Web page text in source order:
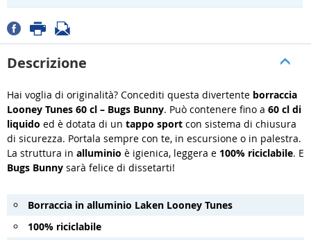
Descrizione
Hai voglia di originalità? Concediti questa divertente borraccia
Looney Tunes 60 cl – Bugs Bunny. Può contenere fino a 60 cl di
liquido ed è dotata di un tappo sport con sistema di chiusura
di sicurezza. Portala sempre con te, in escursione o in palestra.
La struttura in alluminio è igienica, leggera e 100% riciclabile. E
Bugs Bunny sarà felice di dissetarti!
Borraccia in alluminio Laken Looney Tunes
100% riciclabile